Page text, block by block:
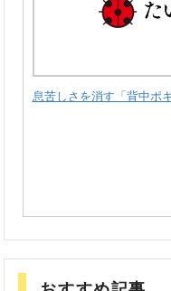
息苦しさを消す「背中ポ